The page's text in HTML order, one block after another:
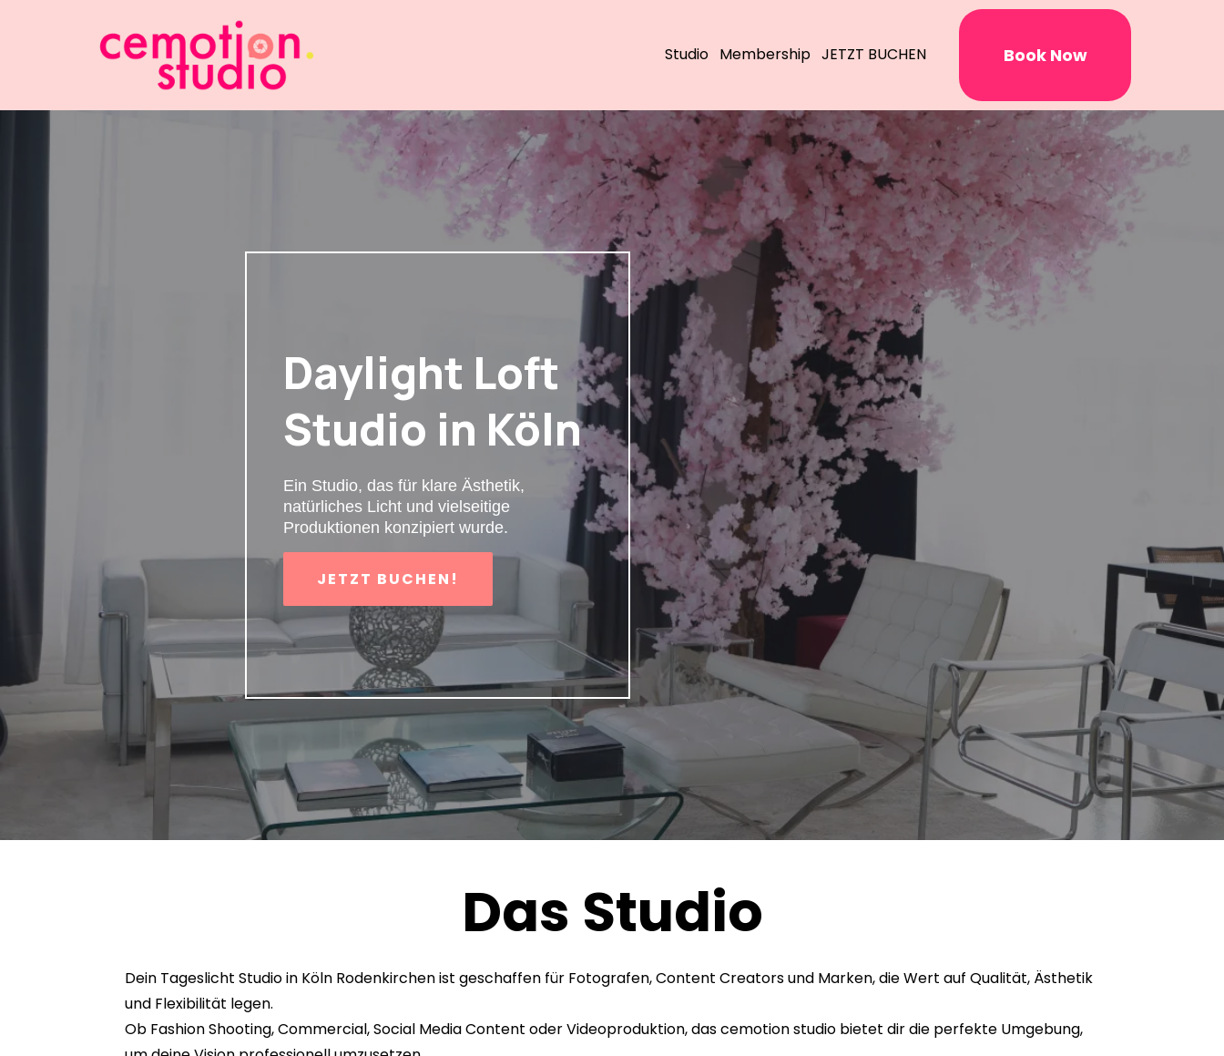
Studio Membership JETZT BUCHEN Book Now
Daylight Loft
Studio in Köln
Ein Studio, das für klare Ästhetik,
natürliches Licht und vielseitige
Produktionen konzipiert wurde.
JETZT BUCHEN!
Das Studio
Dein Tageslicht Studio in Köln Rodenkirchen ist geschaffen für Fotografen, Content Creators und Marken, die Wert auf Qualität, Ästhetik
und Flexibilität legen.
Ob Fashion Shooting, Commercial, Social Media Content oder Videoproduktion, das cemotion studio bietet dir die perfekte Umgebung,